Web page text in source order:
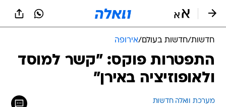
חדשות/חדשות בעולם/אירופה
התפטרות פוקס: "קשר למוסד
ולאופוזיציה באירן"
מערכת וואלה חדשות